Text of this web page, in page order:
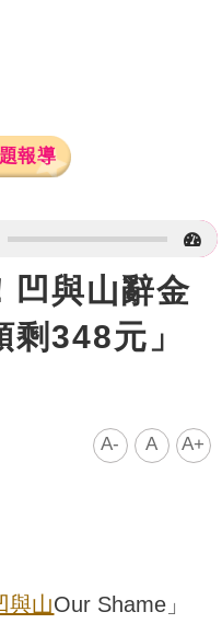
報導
凹與山辭金
348元」
A- A A+
與山Our Shame」